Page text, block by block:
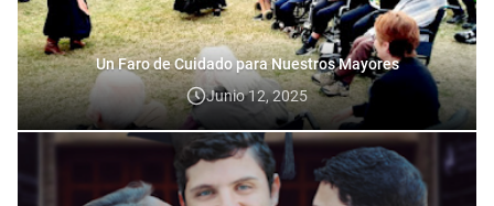
Un Faro de Cuidado para Nuestros Mayores
Junio 12, 2025